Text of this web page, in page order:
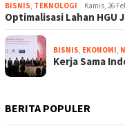
BISNIS, TEKNOLOGI Kamis, 26
Optimalisasi Lahan HGU
BISNIS, EKONOMI,
Kerja Sama
BERITA POPULER